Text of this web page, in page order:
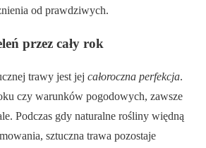
od prawdziwych.
przez cały rok
trawy jest jej całoroczna perfekcja.
czy warunków pogodowych, zawsze
Podczas gdy naturalne rośliny więdną
sztuczna trawa pozostaje